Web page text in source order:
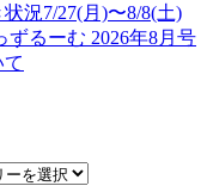
況7/27(月)〜8/8(土)
ずるーむ 2026年8月号